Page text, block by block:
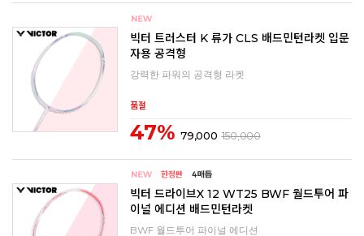
빅터 트러스터 K 류가 CLS 배드민턴라켓 입문
자용 공격형
강력한 파워의 공격형 라켓
47% 79,000 150,000
품절
빅터 드라이브X 12 WT25 BWF 월드투어 파
이널 에디션 배드민턴라켓
BWF 월드투어 파이널 에디션